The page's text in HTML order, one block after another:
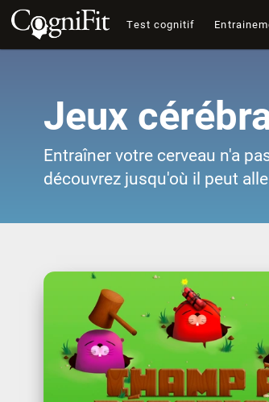
Test cognitif
Jeux
Entraîner votre cerveau n'a
découvrez jusqu'où il peut